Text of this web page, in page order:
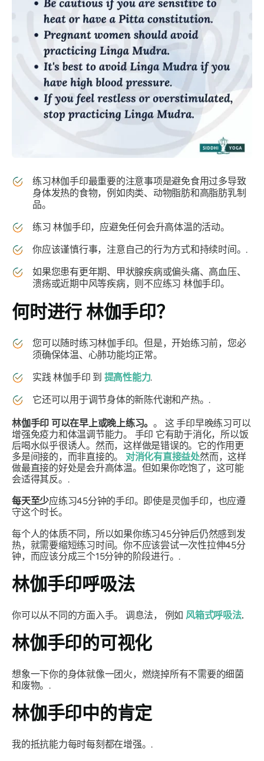
练习林伽手印最重要的注意事项是避免食用过多导致
身体发热的食物，例如肉类、动物脂肪和高脂肪乳制
品。
练习林伽手印，应避免任何会升高体温的活动。
你应该谨慎行事，注意自己的行为方式和持续时间。.
如果您患有更年期、甲状腺疾病或偏头痛、高血压、
溃疡或近期中风等疾病，则不应练习 林伽手印。
何时进行林伽手印？
您可以随时练习林伽手印。但是，开始练习前，您必
须确保体温、心肺功能均正常。
实践林伽手印 到 提高性能力.
它还可以用于调节身体的新陈代谢和产热。.
林伽手印 可以在早上或晚上练习。。 这手印早晚练习可以
增强免疫力和体温调节能力。 手印 它有助于消化，所以饭
后喝水似乎很诱人。然而，这样做是错误的。它的作用更
多是间接的，而非直接的。 对消化有直接益处然而，这样
做最直接的好处是会升高体温。但如果你吃饱了，这可能
会适得其反。.
每天至少应练习45分钟的手印。即使是灵伽手印， 也应遵
守这个时长。
每个人的体质不同，所以如果你练习45分钟后仍然感到发
热，就需要缩短练习时间。你不应该尝试一次性拉伸45分
钟，而应该分成三个15分钟的阶段进行。.
林伽手印呼吸法
你可以从不同的方面入手。 调息法， 例如 风箱式呼吸法.
林伽手印的可视化
想象一下你的身体就像一团火，燃烧掉所有不需要的细菌
和废物。.
林伽手印中的肯定
我的抵抗能力每时每刻都在增强。.